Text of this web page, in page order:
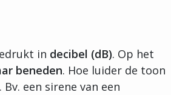
in decibel (dB). Op het
beneden. Hoe luider de toon
een sirene van een